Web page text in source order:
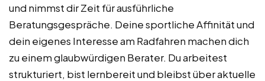
und nimmst dir Zeit für ausführliche
Beratungsgespräche. Deine sportliche Affinität und
dein eigenes Interesse am Radfahren machen dich
zu einem glaubwürdigen Berater. Du arbeitest
strukturiert, bist lernbereit und bleibst über aktuelle